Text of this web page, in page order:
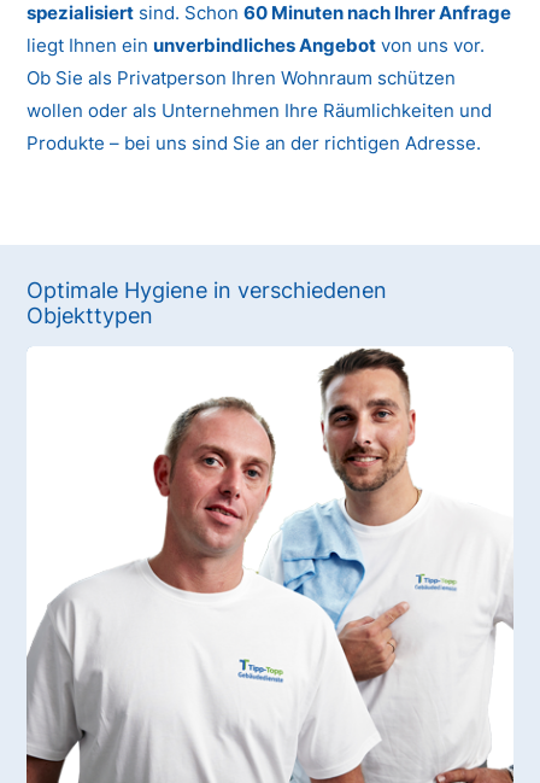
spezialisiert sind. Schon60 Minuten nach Ihrer Anfrage
liegt Ihnen ein unverbindliches Angebot von uns vor.
Ob Sie als Privatperson Ihren Wohnraum schützen
wollen oder als Unternehmen Ihre Räumlichkeiten und
Produkte – bei uns sind Sie an der richtigen Adresse.
Optimale Hygiene in verschiedenen
Objekttypen